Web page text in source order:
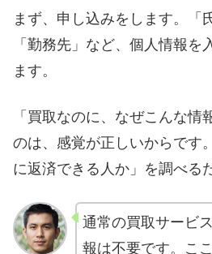
まず、申し込みをします。「
「勤務先」など、個人情報を
ます。
「買取なのに、なぜこんな情
のは、感覚が正しいからです
に返済できる人か」を調べる
通常の買取サービ
報は不要です。こ